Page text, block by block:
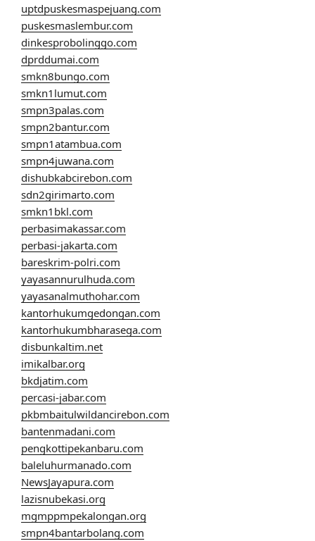
uptdpuskesmaspejuang.com
puskesmaslembur.com
dinkesprobolinggo.com
dprddumai.com
smkn8bungo.com
smkn1lumut.com
smpn3palas.com
smpn2bantur.com
smpn1atambua.com
smpn4juwana.com
dishubkabcirebon.com
sdn2girimarto.com
smkn1bkl.com
perbasimakassar.com
perbasi-jakarta.com
bareskrim-polri.com
yayasannurulhuda.com
yayasanalmuthohar.com
kantorhukumgedongan.com
kantorhukumbharasega.com
disbunkaltim.net
imikalbar.org
bkdjatim.com
percasi-jabar.com
pkbmbaitulwildancirebon.com
bantenmadani.com
pengkottipekanbaru.com
baleluhurmanado.com
NewsJayapura.com
lazisnubekasi.org
mgmppmpekalongan.org
smpn4bantarbolang.com